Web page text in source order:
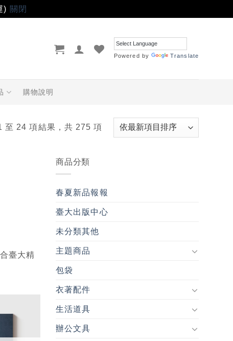
) 關閉
Powered by Translate
購物說明
至 24 項結果，共 275 項
臺大精
望輕
商品分類
春夏新品報報
臺大出版中心
未分類其他
主題商品
包袋
衣著配件
生活道具
辦公文具